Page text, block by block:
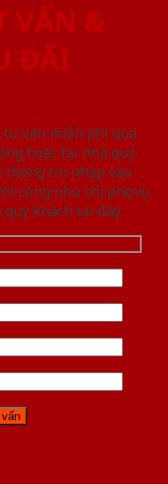
VẤN &
ĐÃI
vấn miễn phí qua
hoặc tại nhà quý
thông tin nhập vào
như chỉ phục vụ
khách tại đây.